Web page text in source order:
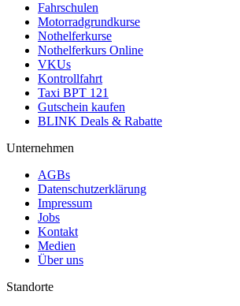
Fahrschulen
Motorradgrundkurse
Nothelferkurse
Nothelferkurs Online
VKUs
Kontrollfahrt
Taxi BPT 121
Gutschein kaufen
BLINK Deals & Rabatte
Unternehmen
AGBs
Datenschutzerklärung
Impressum
Jobs
Kontakt
Medien
Über uns
Standorte